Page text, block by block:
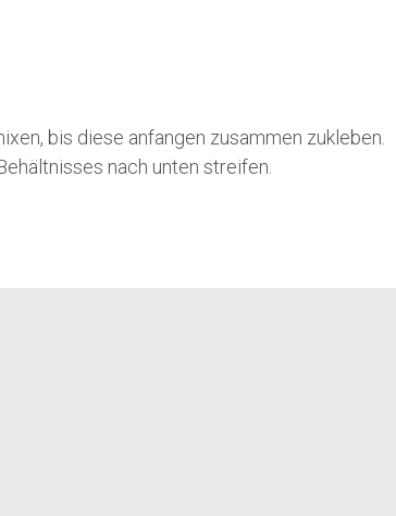
bis diese anfangen zusammen zukleben.
nach unten streifen.